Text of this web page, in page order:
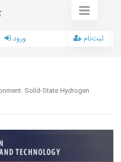
ورود ثبت‌نام
Solid-State Hydrogen